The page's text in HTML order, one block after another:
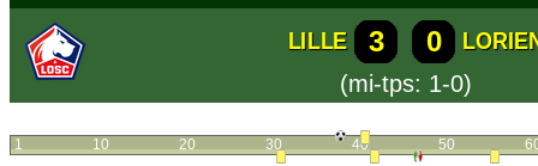
LILLE 3 0
(mi-tps: 1-0)
1 10 20 30 40 50